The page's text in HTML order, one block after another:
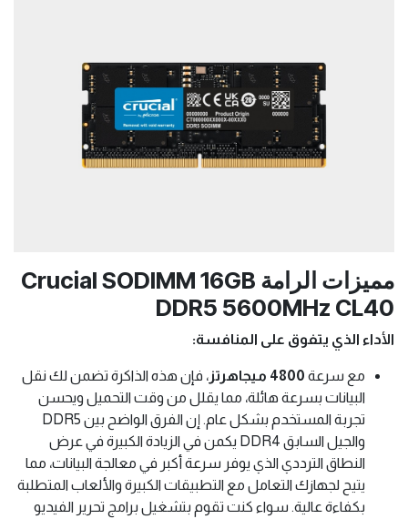
مميزات الرامة Crucial SODIMM 16GB
DDR5 5600MHz CL40
الأداء الذي يتفوق على المنافسة:
مع سرعة 4800 ميجاهرتز
، فإن هذه الذاكرة تضمن لك نقل
البيانات بسرعة هائلة، مما يقلل من وقت التحميل ويحسن
تجربة المستخدم بشكل عام. إن الفرق الواضح بين DDR5
والجيل السابق DDR4 يكمن في الزيادة الكبيرة في عرض
النطاق الترددي الذي يوفر سرعة أكبر في معالجة البيانات، مما
يتيح لجهازك التعامل مع التطبيقات الكبيرة والألعاب المتطلبة
بكفاءة عالية. سواء كنت تقوم بتشغيل برامج تحرير الفيديو